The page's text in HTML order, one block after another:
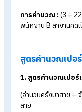
สูตรคำนวณเ
(จำนวนวันขาดงา
งาน
ตัวอย่าง :